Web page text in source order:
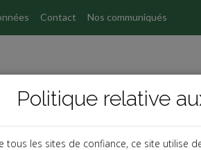
Contact Nos communiqués
Politique relative
tous les sites de confiance, ce site utilise